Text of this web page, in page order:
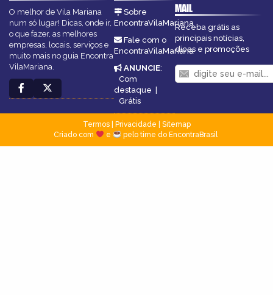
O melhor de Vila Mariana
num só lugar! Dicas, onde ir,
o que fazer, as melhores
empresas, locais, serviços e
muito mais no guia Encontra
VilaMariana.
Sobre
EncontraVilaMariana
Fale com o
EncontraVilaMariana
ANUNCIE:
Com
destaque |
Grátis
MAIL
Receba grátis as
principais notícias,
dicas e promoções
Termos| Privacidade
Sitemap
Criado com
e pelo time do EncontraBrasil